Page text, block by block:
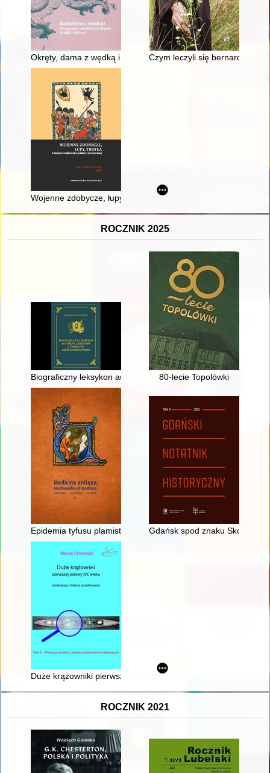
Okręty, dama z wędką i Chińczycy : rokokowe szkła śląskie
Czym leczyli się bernardyni? :
Wojenne zdobycze, łupy, trofea : z dziejów wojskowości
ROCZNIK 2025
Biograficzny leksykon autorów, artystów i twórców Ziemi
80-lecie Topolówki
Epidemia tyfusu plamistego w więzieniu kieleckim w latach
Gdańsk spod znaku
Duże krążowniki pierwszej połowy XX w. : konstrukcja i
ROCZNIK 2021